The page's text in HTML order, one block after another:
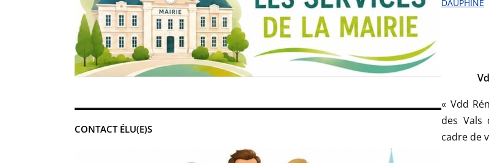
CONTACT ÉLU(E)S
DAUPHINÉ
« Vdd
des Vals
cadre de